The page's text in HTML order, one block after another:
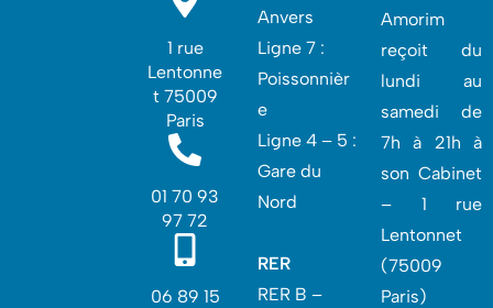
1 rue
Lentonne
t 75009
Paris
01 70 93
97 72
06 89 15
Anvers
Ligne 7 :
Poissonnièr
e
Ligne 4 – 5 :
Gare du
Nord
RER
RER B –
Amorim
reçoit du
lundi au
samedi de
7h à 21h à
son Cabinet
– 1 rue
Lentonnet
(75009
Paris)